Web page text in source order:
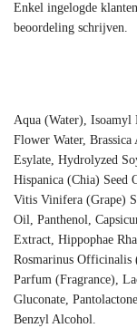
Enkel ingelogde
beoordeling schrijven.
Aqua (Water), Isoamyl
Flower Water,
Esylate, Hydrolyzed
Hispanica (Chia) Seed
Vitis Vinifera (Grape)
Oil, Panthenol,
Extract, Hippophae
Rosmarinus Officinalis
Parfum (Fragrance),
Gluconate,
Benzyl Alcohol.